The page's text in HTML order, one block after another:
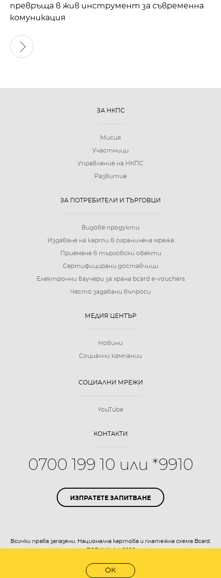
ОК
превръща в жив инструмент за съвременна
комуникация
ЗА НКПС
Мисия
Участници
Управление на НКПС
Развитие
ЗА ПОТРЕБИТЕЛИ И ТЪРГОВЦИ
Видове продукти
Издаване на карти в ограничена мрежа
Приемане в търговски обекти
Сертифицирани доставчици
Електронни ваучери за храна bcard e-vouchers
Често задавани въпроси
МЕДИЯ ЦЕНТЪР
Новини
Социални кампании
СОЦИАЛНИ МРЕЖИ
YouTube
КОНТАКТИ
0700 199 10 или *9910
ИЗПРАТЕТЕ ЗАПИТВАНЕ
Всички права запазени. Национална картова и платежна схема Bcard.
БОРИКА АД 2026
Уеб дизайн:eDesign